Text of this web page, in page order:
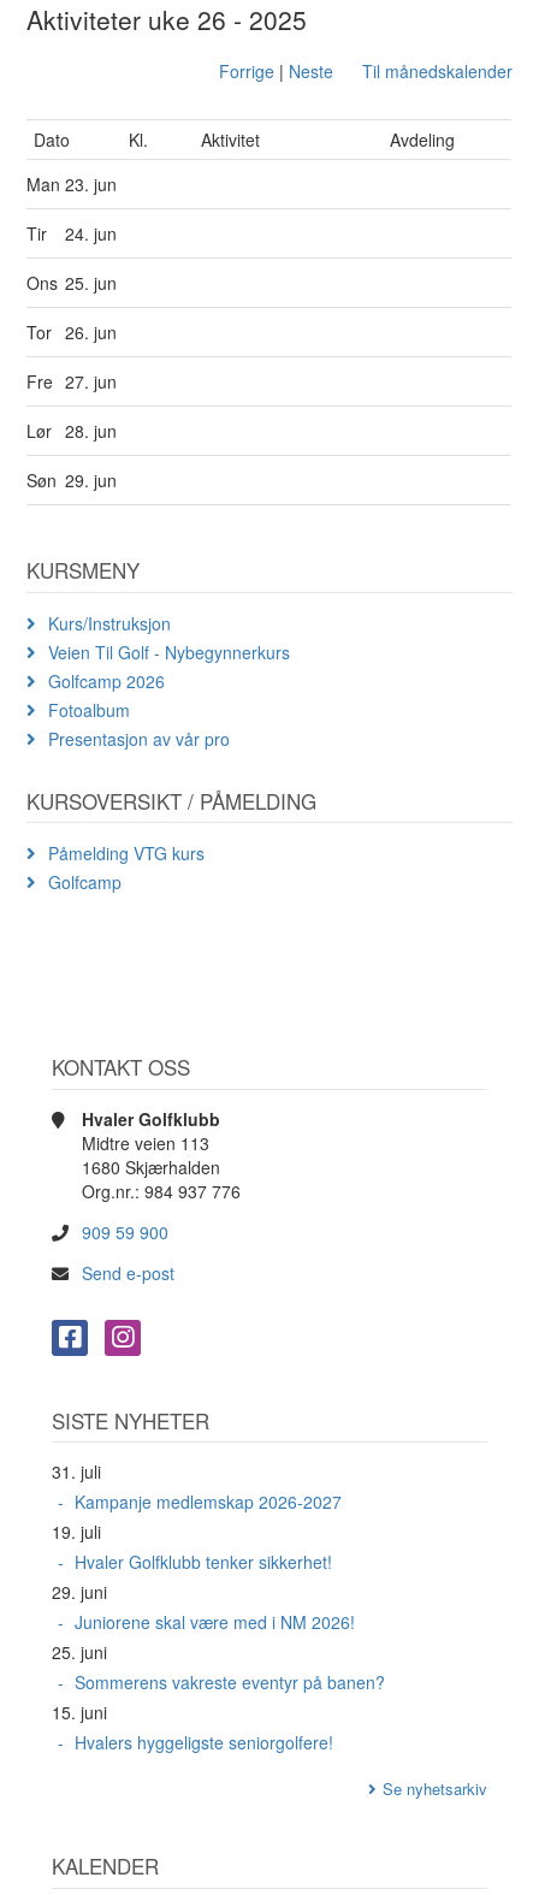
Aktiviteter uke 26 - 2025
Forrige| Neste Til månedskalender
Dato Kl. Aktivitet
Avdeling
Man23. jun
Tir 24. jun
Ons 25. jun
Tor 26. jun
Fre 27. jun
Lør 28. jun
Søn 29. jun
KURSMENY
Kurs/Instruksjon
Veien Til Golf - Nybegynnerkurs
Golfcamp 2026
Fotoalbum
Presentasjon av vår pro
KURSOVERSIKT / PÅMELDING
Påmelding VTG kurs
Golfcamp
KONTAKT OSS
Hvaler Golfklubb
Midtre veien 113
1680 Skjærhalden
Org.nr.: 984 937 776
909 59 900
Send e-post
SISTE NYHETER
31. juli
Kampanje medlemskap 2026-2027
19. juli
Hvaler Golfklubb tenker sikkerhet!
29. juni
Juniorene skal være med i NM 2026!
25. juni
Sommerens vakreste eventyr på banen?
15. juni
Hvalers hyggeligste seniorgolfere!
Se nyhetsarkiv
KALENDER